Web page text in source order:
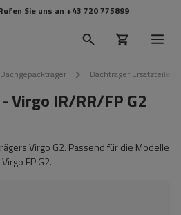
Sie uns an +43 720 775899
Dachgepäckträger Dachträger Ersatzteile
Virgo IR/RR/FP G2
Virgo G2. Passend für die Modelle
FP G2.